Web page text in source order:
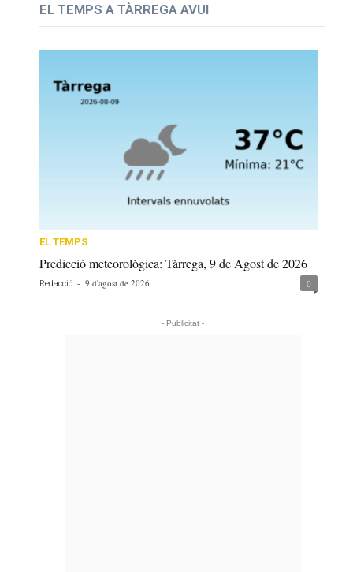
EL TEMPS A TÀRREGA AVUI
EL TEMPS
Predicció meteorològica: Tàrrega, 9 de Agost de 2026
Redacció - 9 d'agost de 2026 0
- Publicitat -